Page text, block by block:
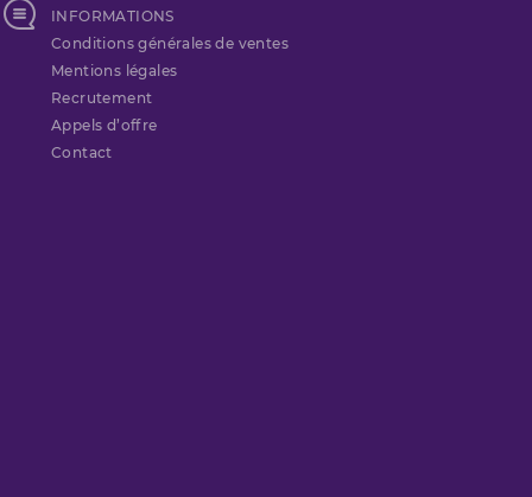
INFORMATIONS
Conditions générales de ventes
Mentions légales
Recrutement
Appels d’offre
Contact